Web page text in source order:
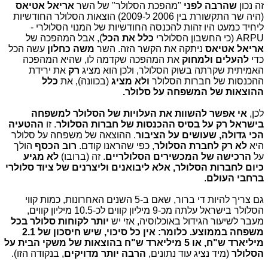
זה נכון שהרבה לפני "מהפכת הסלולר" של השר אריאל אטיאס
(היה שר התקשורת בין 2006 ל-2009) הוצאות הסלולר החודשיות
ליחיד כמעט היו זהות להכנסה החודשיות של המנוי הסלולרי -
ARPU (כי החשבון הסלולרי
כלל את הכל), אבל המהפכה של
אריאל אטיאס ניתקה את הקשר הזה. השר משה כחלון עשה הכל
כדי להעלים ולמחוק את המהפכה שקדמה לו, שהיא המהפכה
האמיתית שקרתה בשוק הסלולר, ולכן הוא מציג רק את ירידת
ההכנסות של חברות הסלולר ולא מציג (בכוונה), את כלל
ההוצאות של המשפחה על סלולר.
לכן, אי אפשר להשוות את העלויות של הסלולר למשפחה
בישראל רק על בסיס ההכנסות של חברות הסלולר. זו ההטעיה
הכי גדולה, שעושים על הציבור. ההוצאה של משפחה על סלולר
היא לא רק לחברת הסלולר, כפי שהראנו קודם. רוב הכסף הולך
על הרכישה של המכשירים הסלולריים. זה (ברובו) לא מגיע
כיום לחברות הסלולר, אלא ליבואנים וליצרנים של ציוד סלולרי
ברחבי העולם.
גם צריך להיות די ברור, שאם ב-5 השנים האחרונות, כמות קווי
הסלולר בישראל עלתה מכ-9 מיליון קווים לכ-10.5 מיליון קווים,
מעבר לשיעור הגידול באוכלוסיה, אזי יש יותר לקוחות סלולר בכל
משפחה בממוצע. כלומר: אין כל סיכוי, שיש חיסכון של 2.1
מיליארד ש"ח, או 5 מיליארד ש"ח בהוצאות של משקי הבית על
הסלולר (מיד נציג עוד נתונים, הרבה יותר מדויקים, בנקודה הזו).